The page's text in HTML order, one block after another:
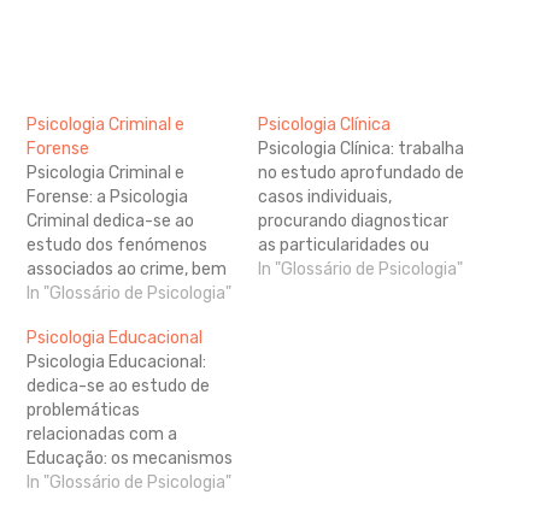
Psicologia Criminal e
Forense
Psicologia Criminal e
Forense: a Psicologia
Criminal dedica-se ao
estudo dos fenómenos
associados ao crime, bem
com do perfil dos
(criminosos e vítimas). O
Psicólogo Criminal
colabora: no diagnóstico e
tratamento de
perturbações psicológicas
dos profissionais de
segurança e em reclusos;
In "Glossário de Psicologia"
Psicologia Clínica
Psicologia Clínica: trabalha
no estudo aprofundado de
casos individuais,
procurando diagnosticar
as particularidades ou
alterações no
In "Glossário de Psicologia"
Psicologia Educacional
Psicologia Educacional:
dedica-se ao estudo de
problemáticas
relacionadas com a
Educação: os mecanismos
de aprendizagem e a
In "Glossário de Psicologia"